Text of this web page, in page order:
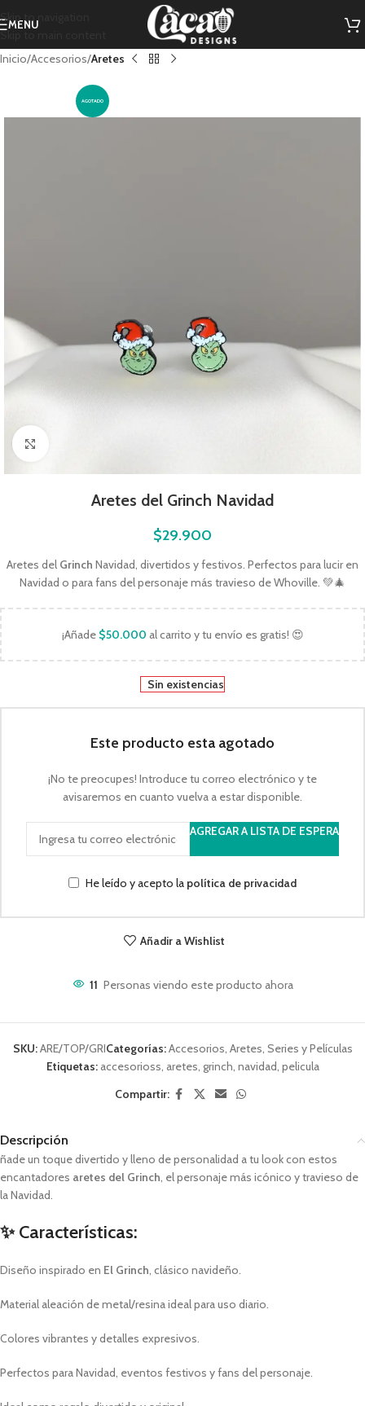
Skip to navigation
Skip to main content
MENU
Inicio Accesorios Aretes
AGOTADO
Aretes del Grinch Navidad
$29.900
Aretes del Grinch Navidad, divertidos y festivos. Perfectos para lucir en
Navidad o para fans del personaje más travieso de Whoville. 💚🎄
¡Añade $50.000 al carrito y tu envío es gratis! 😍
Sin existencias
Este producto esta agotado
¡No te preocupes! Introduce tu correo electrónico y te
avisaremos en cuanto vuelva a estar disponible.
AGREGAR A LISTA DE ESPERA
He leído y acepto la política de privacidad
Añadir a Wishlist
11 Personas viendo este producto ahora
SKU:ARE/TOP/GRICategorías:Accesorios Aretes Series y Películas
Etiquetas: accesorioss aretes grinch navidad pelicula
Compartir:
Descripción
ñade un toque divertido y lleno de personalidad a tu look con estos
encantadores aretes del Grinch , el personaje más icónico y travieso de
la Navidad.
✨ Características:
Diseño inspirado en El Grinch , clásico navideño.
Material aleación de metal/resina ideal para uso diario.
Colores vibrantes y detalles expresivos.
Perfectos para Navidad, eventos festivos y fans del personaje.